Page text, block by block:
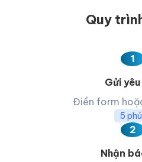
Quy
1
Gửi
Điền form
5
2
Nhận